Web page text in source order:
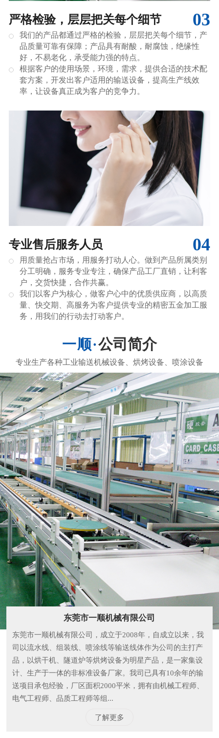
03
严格检验，层层把关每个细节
我们的产品都通过严格的检验，层层把关每个细节，产
品质量可靠有保障；产品具有耐酸，耐腐蚀，绝缘性
好，不易老化，承受能力强的特点。
根据客户的使用场景，环境，需求，提供合适的技术配
套方案，开发出客户适用的输送设备，提高生产线效
率，让设备真正成为客户的竞争力。
04
专业售后服务人员
用质量抢占市场，用服务打动人心。做到产品所属类别
分工明确，服务专业专注，确保产品工厂直销，让利客
户，交货快捷，合作共赢。
我们以客户为核心，做客户心中的优质供应商，以高质
量、快交期、高服务为客户提供专业的精密五金加工服
务，用我们的行动去打动客户。
公司简介
东莞市一顺机械有限公司
东莞市一顺机械有限公司，成立于2008年，自成立以来，我
司以流水线、组装线、喷涂线等输送线体作为公司的主打产
品，以烘干机、隧道炉等烘烤设备为明星产品，是一家集设
计、生产于一体的非标准设备厂家。我司已具有10余年的输
送项目承包经验，厂区面积2000平米，拥有由机械工程师、
电气工程师、品质工程师等组...
了解更多